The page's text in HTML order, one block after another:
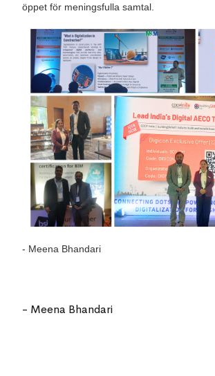
öppet för meningsfulla samtal.
- Meena Bhandari
- Meena Bhandari